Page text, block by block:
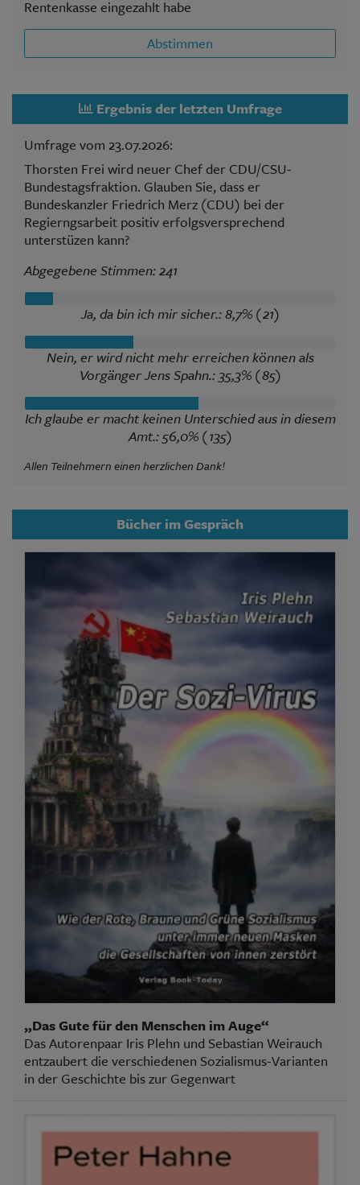
Rentenkasse eingezahlt habe
Abstimmen
Ergebnis der letzten Umfrage
Umfrage vom 23.07.2026:
Thorsten Frei wird neuer Chef der CDU/CSU-
Bundestagsfraktion. Glauben Sie, dass er
Bundeskanzler Friedrich Merz (CDU) bei der
Regierngsarbeit positiv erfolgsversprechend
unterstüzen kann?
Abgegebene Stimmen: 241
Ja, da bin ich mir sicher.: 8,7% (21)
Nein, er wird nicht mehr erreichen können als
Vorgänger Jens Spahn.: 35,3% (85)
Ich glaube er macht keinen Unterschied aus in diesem
Amt.: 56,0% (135)
Allen Teilnehmern einen herzlichen Dank!
Bücher im Gespräch
„Das Gute für den Menschen im Auge“
Das Autorenpaar Iris Plehn und Sebastian Weirauch
entzaubert die verschiedenen Sozialismus-Varianten
in der Geschichte bis zur Gegenwart